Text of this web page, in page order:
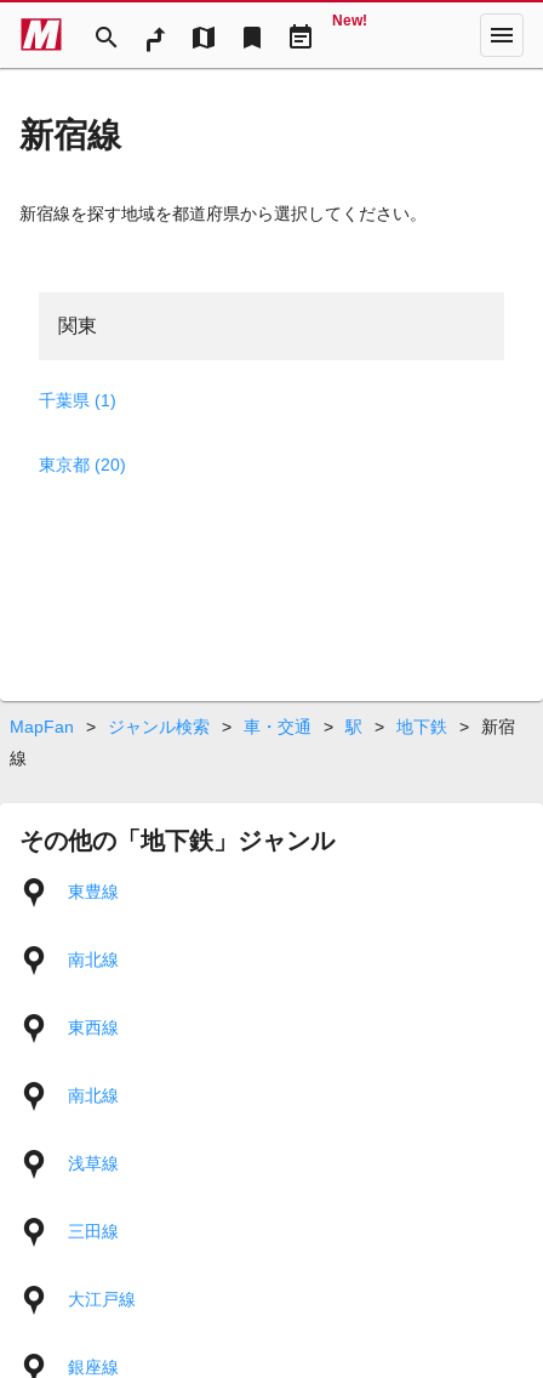
search map bookmark event_note
New! menu
新宿線
新宿線を探す地域を都道府県から選択してください。
関東
千葉県 (1)
東京都 (20)
MapFan > ジャンル検索 > 車・交通 > 駅 > 地下鉄 >
新宿
線
その他の「地下鉄」ジャンル
東豊線
南北線
東西線
南北線
浅草線
三田線
大江戸線
銀座線